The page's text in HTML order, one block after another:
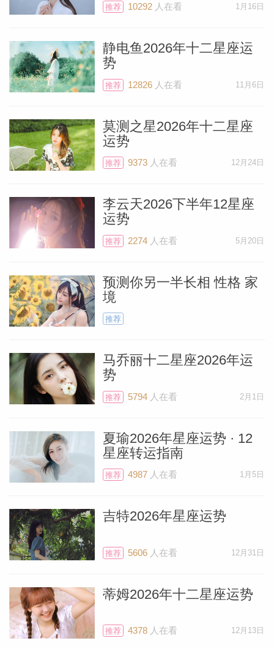
推荐 10292人在看 1月16日
静电鱼2026年十二星座运
势
推荐 12826人在看 11月6日
莫测之星2026年十二星座
运势
推荐 9373人在看 12月24日
李云天2026下半年12星座
运势
推荐 2274人在看 5月20日
预测你另一半长相 性格 家
境
推荐
马乔丽十二星座2026年运
势
推荐 5794人在看 2月1日
夏瑜2026年星座运势 · 12
星座转运指南
推荐 4987人在看 1月5日
吉特2026年星座运势
推荐 5606人在看 12月31日
蒂姆2026年十二星座运势
推荐 4378人在看 12月13日